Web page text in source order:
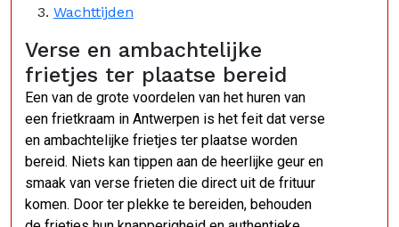
Wachttijden
Verse en ambachtelijke
frietjes ter plaatse bereid
Een van de grote voordelen van het huren van
een frietkraam in Antwerpen is het feit dat verse
en ambachtelijke frietjes ter plaatse worden
bereid. Niets kan tippen aan de heerlijke geur en
smaak van verse frieten die direct uit de frituur
komen. Door ter plekke te bereiden, behouden